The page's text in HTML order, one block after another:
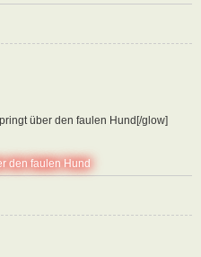
über den faulen Hund[/glow]
den faulen Hund